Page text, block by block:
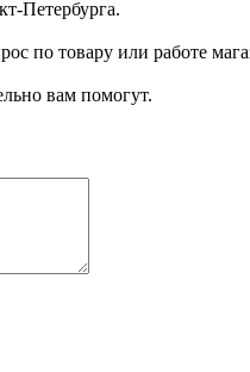
Петербурга.
по товару или работе
вам помогут.